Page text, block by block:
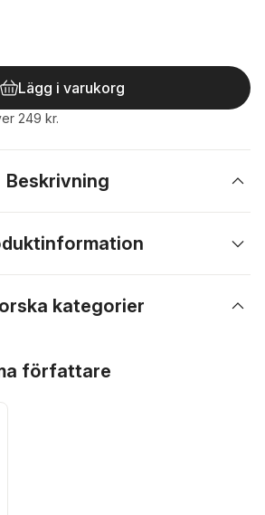
antal röster:
Lägg i varukorg
249 kr.
Beskrivning
kategorier
författare